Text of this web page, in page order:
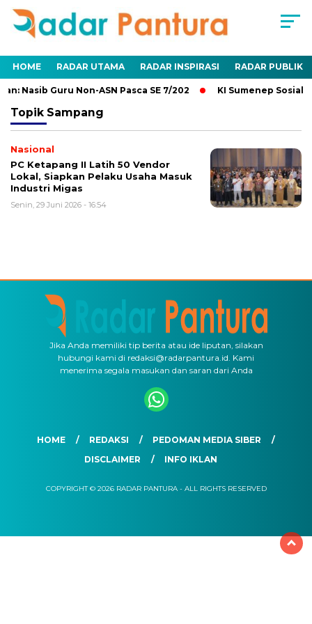
HOME RADAR UTAMA RADAR INSPIRASI RADAR PUBLIK
Nasib Guru Non-ASN Pasca SE 7/202 KI Sumenep
Topik Sampang
Nasional
PC Ketapang II Latih 50 Vendor
Lokal, Siapkan Pelaku Usaha Masuk
Industri Migas
Senin, 29 Juni 2026 - 16:54
Jika Anda memiliki tip berita atau ide liputan, silakan
hubungi kami di redaksi@radarpantura.id. Kami
menerima segala masukan dan saran dari Anda
HOME REDAKSI
PEDOMAN MEDIA SIBER
DISCLAIMER
INFO IKLAN
COPYRIGHT © 2026 RADAR PANTURA - ALL RIGHTS RESERVED